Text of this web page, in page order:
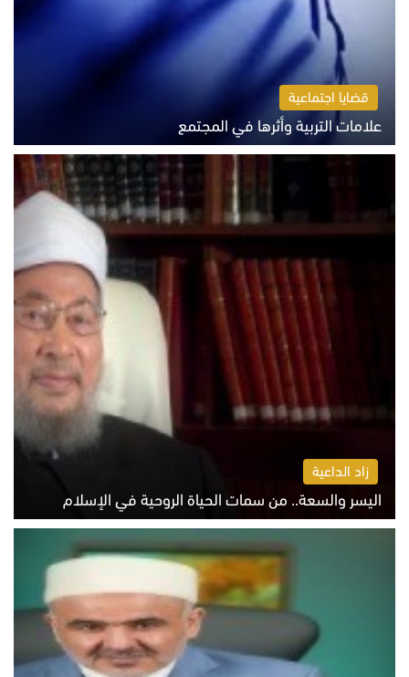
قضايا اجتماعية
علامات التربية وأثرها في المجتمع
الثلاثاء 4 أغسطس 2026 12:50 م
زاد الداعية
اليسر والسعة.. من سمات الحياة الروحية في الإسلام
الثلاثاء 4 أغسطس 2026 12:56 م